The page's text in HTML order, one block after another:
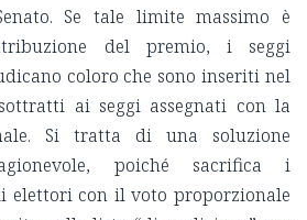
Se tale limite massimo è
del premio, i seggi
coloro che sono inseriti nel
ai seggi assegnati con la
Si tratta di una soluzione
poiché sacrifica i
elettori con il voto proporzionale